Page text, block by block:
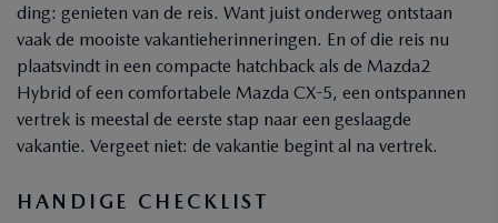
ding: genieten van de reis. Want juist onderweg ontstaan
vaak de mooiste vakantieherinneringen. En of die reis nu
plaatsvindt in een compacte hatchback als de Mazda2
Hybrid of een comfortabele Mazda CX-5, een ontspannen
vertrek is meestal de eerste stap naar een geslaagde
vakantie. Vergeet niet: de vakantie begint al na vertrek.
HANDIGE CHECKLIST